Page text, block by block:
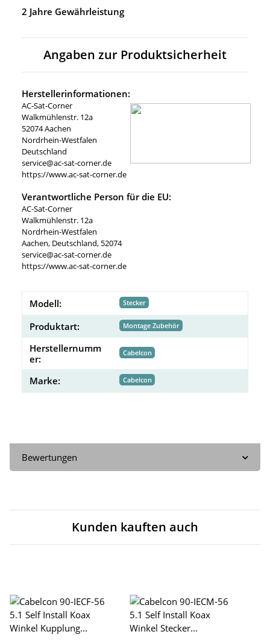
2 Jahre Gewährleistung
Angaben zur Produktsicherheit
Herstellerinformationen:
AC-Sat-Corner
Walkmühlenstr. 12a
52074 Aachen
Nordrhein-Westfalen
Deutschland
service@ac-sat-corner.de
https://www.ac-sat-corner.de
Verantwortliche Person für die EU:
AC-Sat-Corner
Walkmühlenstr. 12a
Nordrhein-Westfalen
Aachen, Deutschland, 52074
service@ac-sat-corner.de
https://www.ac-sat-corner.de
Modell: Stecker
Produktart: Montage Zubehör
Herstellernumm
er:
Cabelcon
Marke: Cabelcon
Bewertungen
Kunden kauften auch